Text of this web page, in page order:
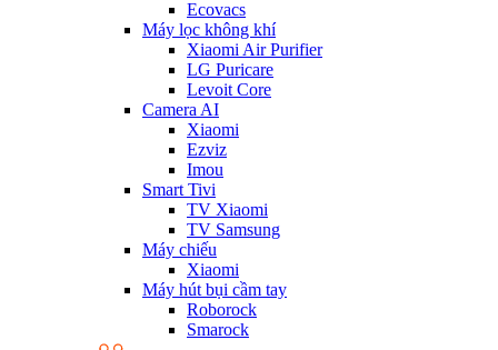
Ecovacs
Máy lọc không khí
Xiaomi Air Purifier
LG Puricare
Levoit Core
Camera AI
Xiaomi
Ezviz
Imou
Smart Tivi
TV Xiaomi
TV Samsung
Máy chiếu
Xiaomi
Máy hút bụi cầm tay
Roborock
Smarock